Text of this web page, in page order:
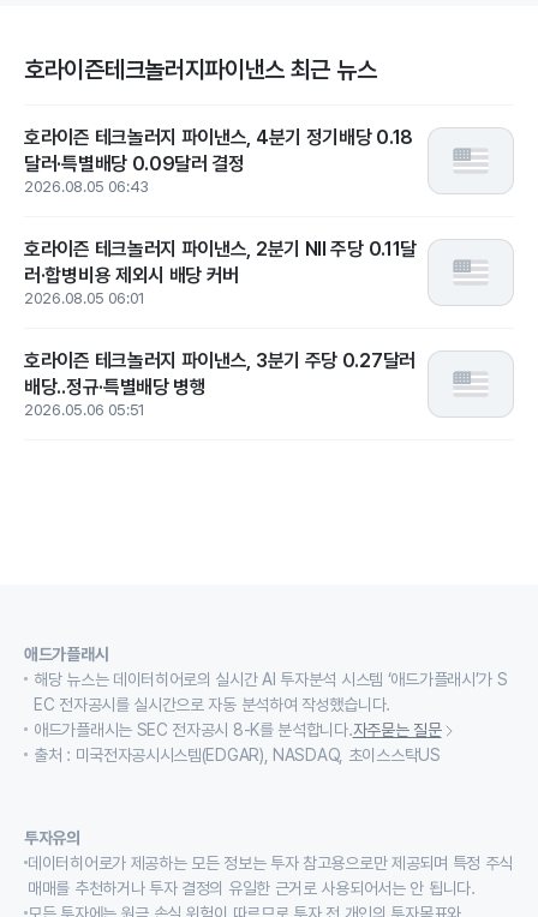
호라이즌테크놀러지파이낸스 최근 뉴스
호라이즌 테크놀러지 파이낸스, 4분기 정기배당 0.18
달러·특별배당 0.09달러 결정
2026.08.05 06:43
호라이즌 테크놀러지 파이낸스, 2분기 NII 주당 0.11달
러·합병비용 제외시 배당 커버
2026.08.05 06:01
호라이즌 테크놀러지 파이낸스, 3분기 주당 0.27달러
배당..정규·특별배당 병행
2026.05.06 05:51
애드가플래시
해당 뉴스는 데이터히어로의 실시간 AI 투자분석 시스템 ‘애드가플래시’가 S
EC 전자공시를 실시간으로 자동 분석하여 작성했습니다.
애드가플래시는 SEC 전자공시 8-K를 분석합니다.자주묻는 질문
출처 : 미국전자공시시스템(EDGAR), NASDAQ, 초이스스탁US
투자유의
데이터히어로가 제공하는 모든 정보는 투자 참고용으로만 제공되며 특정 주식
매매를 추천하거나 투자 결정의 유일한 근거로 사용되어서는 안 됩니다.